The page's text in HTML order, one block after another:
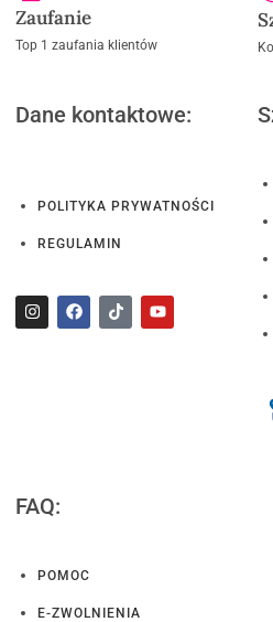
Zaufanie
Top 1 zaufania klientów
Dane kontaktowe:
POLITYKA PRYWATNOŚCI
REGULAMIN
FAQ:
POMOC
E-ZWOLNIENIA